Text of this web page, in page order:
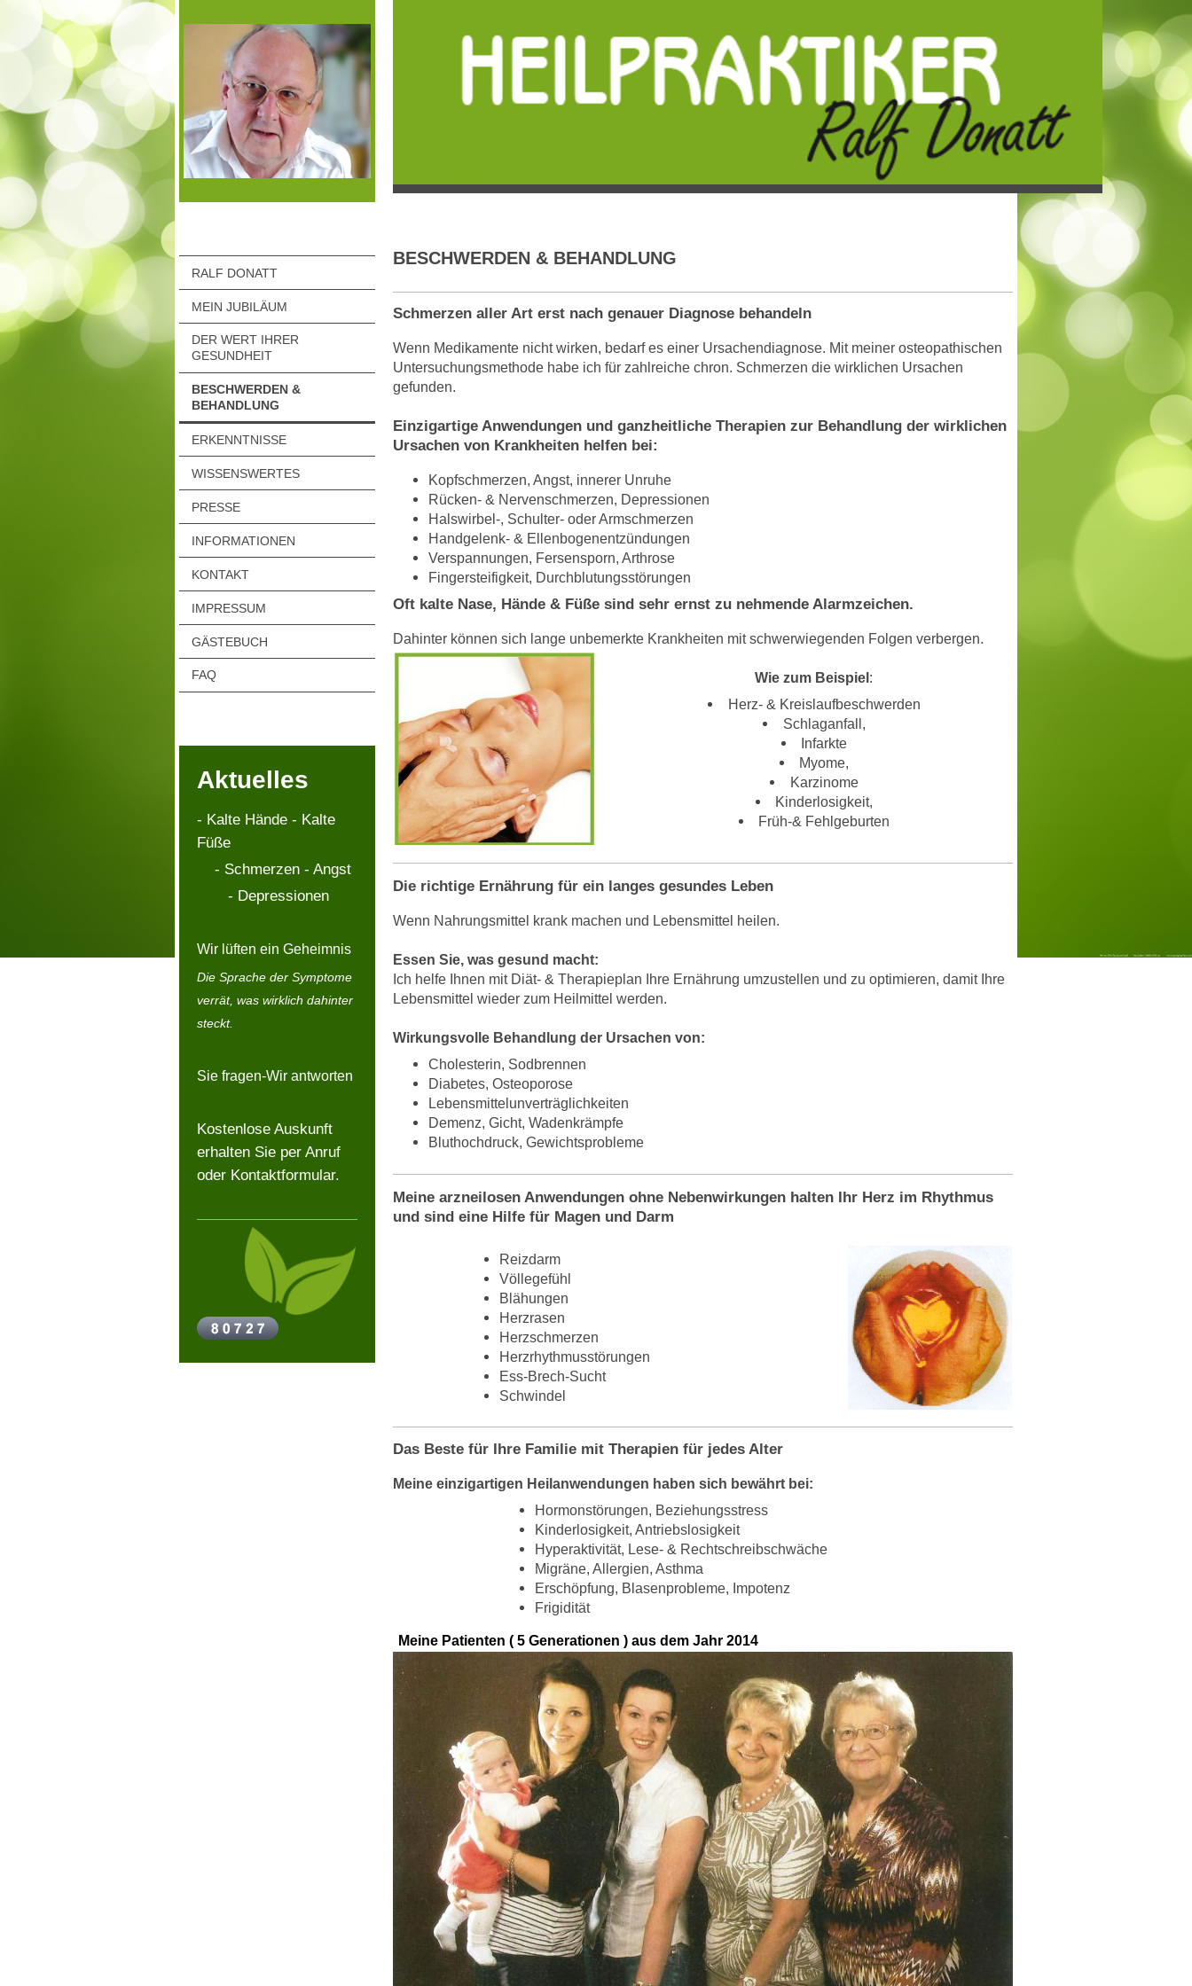
RALF DONATT
MEIN JUBILÄUM
DER WERT IHRER
GESUNDHEIT
BESCHWERDEN &
BEHANDLUNG
ERKENNTNISSE
WISSENSWERTES
PRESSE
INFORMATIONEN
KONTAKT
IMPRESSUM
GÄSTEBUCH
FAQ
Aktuelles
- Kalte Hände - Kalte
Füße
- Schmerzen - Angst
- Depressionen
Wir lüften ein Geheimnis
Die Sprache der Symptome
verrät, was wirklich dahinter
steckt.
Sie fragen-Wir antworten
Kostenlose Auskunft
erhalten Sie per Anruf
oder Kontaktformular.
BESCHWERDEN & BEHANDLUNG
Schmerzen aller Art erst nach genauer Diagnose behandeln
Wenn Medikamente nicht wirken, bedarf es einer Ursachendiagnose. Mit meiner osteopathischen
Untersuchungsmethode habe ich für zahlreiche chron. Schmerzen die wirklichen Ursachen
gefunden.
Einzigartige Anwendungen und ganzheitliche Therapien zur Behandlung der wirklichen
Ursachen von Krankheiten helfen bei:
Kopfschmerzen, Angst, innerer Unruhe
Rücken- & Nervenschmerzen, Depressionen
Halswirbel-, Schulter- oder Armschmerzen
Handgelenk- & Ellenbogenentzündungen
Verspannungen, Fersensporn, Arthrose
Fingersteifigkeit, Durchblutungsstörungen
Oft kalte Nase, Hände & Füße sind sehr ernst zu nehmende Alarmzeichen.
Dahinter können sich lange unbemerkte Krankheiten mit schwerwiegenden Folgen verbergen.
Wie zum Beispiel :
Herz- & Kreislaufbeschwerden
Schlaganfall,
Infarkte
Myome,
Karzinome
Kinderlosigkeit,
Früh-& Fehlgeburten
Die richtige Ernährung für ein langes gesundes Leben
Wenn Nahrungsmittel krank machen und Lebensmittel heilen.
Essen Sie, was gesund macht:
Ich helfe Ihnen mit Diät- & Therapieplan Ihre Ernährung umzustellen und zu optimieren, damit Ihre
Lebensmittel wieder zum Heilmittel werden.
Wirkungsvolle Behandlung der Ursachen von:
Cholesterin, Sodbrennen
Diabetes, Osteoporose
Lebensmittelunverträglichkeiten
Demenz, Gicht, Wadenkrämpfe
Bluthochdruck, Gewichtsprobleme
Meine arzneilosen Anwendungen ohne Nebenwirkungen halten Ihr Herz im Rhythmus
und sind eine Hilfe für Magen und Darm
Reizdarm
Völlegefühl
Blähungen
Herzrasen
Herzschmerzen
Herzrhythmusstörungen
Ess-Brech-Sucht
Schwindel
Das Beste für Ihre Familie mit Therapien für jedes Alter
Meine einzigartigen Heilanwendungen haben sich bewährt bei:
Hormonstörungen, Beziehungsstress
Kinderlosigkeit, Antriebslosigkeit
Hyperaktivität, Lese- & Rechtschreibschwäche
Migräne, Allergien, Asthma
Erschöpfung, Blasenprobleme, Impotenz
Frigidität
Meine Patienten ( 5 Generationen ) aus dem Jahr 2014